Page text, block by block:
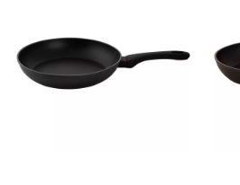
Auflaufformen
Bratpfannen